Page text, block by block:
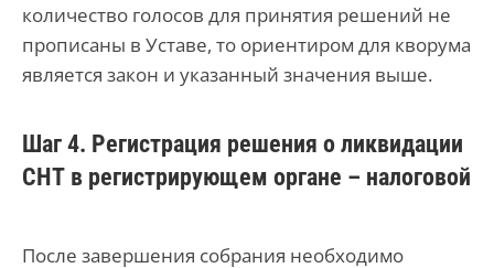
количество голосов для принятия решений не
прописаны в Уставе, то ориентиром для кворума
является закон и указанный значения выше.
Шаг 4. Регистрация решения о ликвидации
СНТ в регистрирующем органе – налоговой
После завершения собрания необходимо